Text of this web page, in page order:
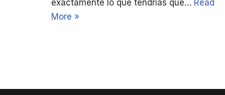
exactamente lo que tendrías que… Read
More »